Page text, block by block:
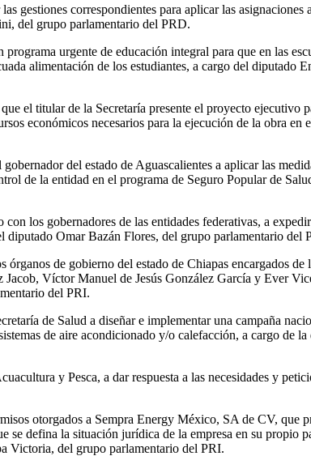
gestiones correspondientes para aplicar las
del grupo parlamentario del PRD.
urgente de educación integral para que en las
alimentación de los estudiantes, a cargo del diputado
el titular de la Secretaría presente el proyecto ejecutivo
económicos necesarios para la ejecución de la obra en
del estado de Aguascalientes a aplicar las
de la entidad en el programa de Seguro Popular de
los gobernadores de las entidades federativas, a
Omar Bazán Flores, del grupo parlamentario del
de gobierno del estado de Chiapas encargados
Víctor Manuel de Jesús González García y Ever
del PRI.
de Salud a diseñar e implementar una campaña
de aire acondicionado y/o calefacción, a cargo de
y Pesca, a dar respuesta a las necesidades y
otorgados a Sempra Energy México, SA de CV, que
defina la situación jurídica de la empresa en su propio
Victoria, del grupo parlamentario del PRI.